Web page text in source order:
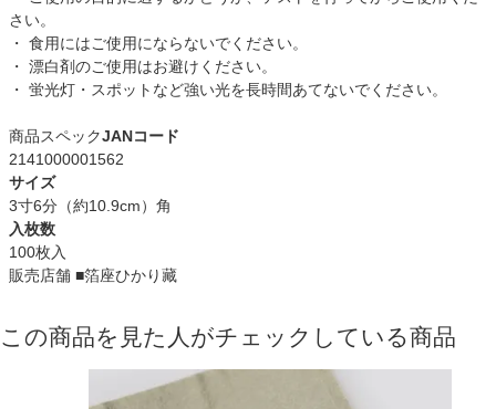
さい。
・ 食用にはご使用にならないでください。
・ 漂白剤のご使用はお避けください。
・ 蛍光灯・スポットなど強い光を長時間あてないでください。
商品スペックJANコード
2141000001562
サイズ
3寸6分（約10.9cm）角
入枚数
100枚入
販売店舗 ■箔座ひかり藏
この商品を見た人がチェックしている商品